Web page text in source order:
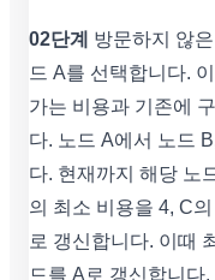
02단계
방문하지 않
드 A를 선택합니다.
가는 비용과 기존에
다. 노드 A에서 노드
다. 현재까지 해당 노
의 최소 비용을 4, C
로 갱신합니다. 이때
드를 A로 갱신합니다.